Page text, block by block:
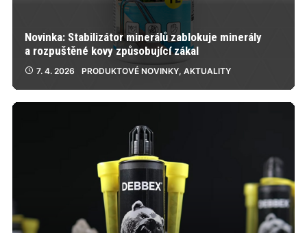
Novinka: Stabilizátor minerálů zablokuje minerály
a rozpuštěné kovy způsobující zákal
7. 4. 2026 PRODUKTOVÉ NOVINKY, AKTUALITY